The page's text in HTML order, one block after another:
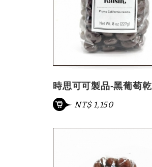
時思可可製品-黑葡萄乾
NT$ 1,150